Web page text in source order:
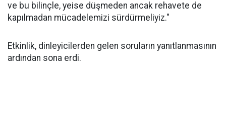
ve bu bilinçle, yeise düşmeden ancak rehavete de
kapılmadan mücadelemizi sürdürmeliyiz."
Etkinlik, dinleyicilerden gelen soruların yanıtlanmasının
ardından sona erdi.